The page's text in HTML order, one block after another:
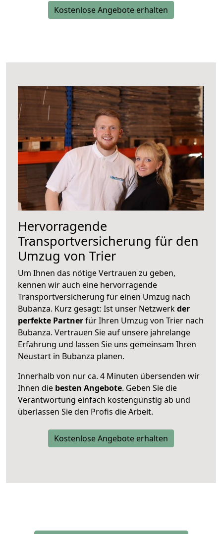
Kostenlose Angebote erhalten
Hervorragende
Transportversicherung für den
Umzug von Trier
Um Ihnen das nötige Vertrauen zu geben,
kennen wir auch eine hervorragende
Transportversicherung für einen Umzug nach
Bubanza. Kurz gesagt: Ist unser Netzwerkder
perfekte Partnerfür Ihren Umzug von Trier nach
Bubanza. Vertrauen Sie auf unsere jahrelange
Erfahrung und lassen Sie uns gemeinsam Ihren
Neustart in Bubanza planen.
Innerhalb von nur ca. 4 Minuten übersenden wir
Ihnen die besten Angebote. Geben Sie die
Verantwortung einfach kostengünstig ab und
überlassen Sie den Profis die Arbeit.
Kostenlose Angebote erhalten